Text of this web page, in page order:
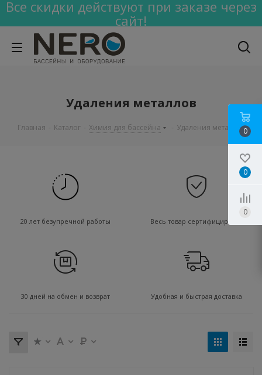
Все скидки действуют при заказе через
сайт!
Удаления металлов
Главная - Каталог - Химия для бассейна - Удаления металлов
20 лет безупречной работы Весь товар сертифицирован
30 дней на обмен и возврат Удобная и быстрая доставка
0
0
0